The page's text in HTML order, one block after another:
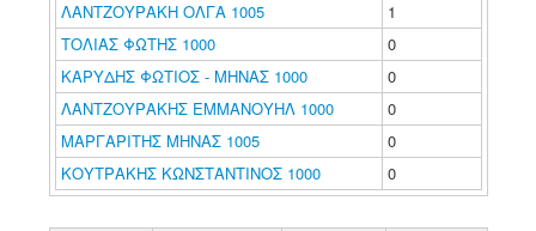
ΛΑΝΤΖΟΥΡΑΚΗ ΟΛΓΑ 1005
1
ΤΟΛΙΑΣ ΦΩΤΗΣ 1000
0
ΚΑΡΥΔΗΣ ΦΩΤΙΟΣ - ΜΗΝΑΣ 1000
0
ΛΑΝΤΖΟΥΡΑΚΗΣ ΕΜΜΑΝΟΥΗΛ 1000
0
ΜΑΡΓΑΡΙΤΗΣ ΜΗΝΑΣ 1005
0
ΚΟΥΤΡΑΚΗΣ ΚΩΝΣΤΑΝΤΙΝΟΣ 1000
0